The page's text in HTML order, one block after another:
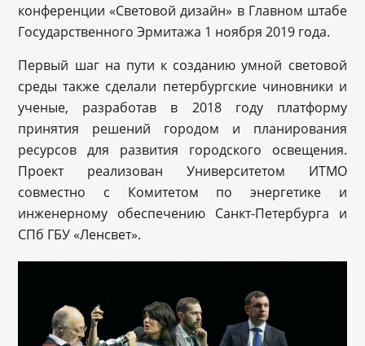
конференции «Световой дизайн» в Главном штабе
Государственного Эрмитажа 1 ноября 2019 года.
Первый шаг на пути к созданию умной световой
среды также сделали петербургские чиновники и
ученые, разработав в 2018 году платформу
принятия решений городом и планирования
ресурсов для развития городского освещения.
Проект реализован Университетом ИТМО
совместно с Комитетом по энергетике и
инженерному обеспечению Санкт-Петербурга и
СПб ГБУ «Ленсвет».